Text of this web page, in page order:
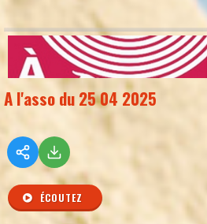
A l'asso du 25 04 2025
ÉCOUTEZ